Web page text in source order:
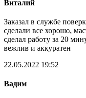
Виталий
Заказал в службе
сделали все хорошо,
сделал работу за 20
вежлив и аккуратен
22.05.2022 19:52
Вадим